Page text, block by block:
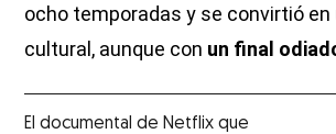
ocho temporadas y se convirtió
cultural, aunque con un final
El documental de Netflix que